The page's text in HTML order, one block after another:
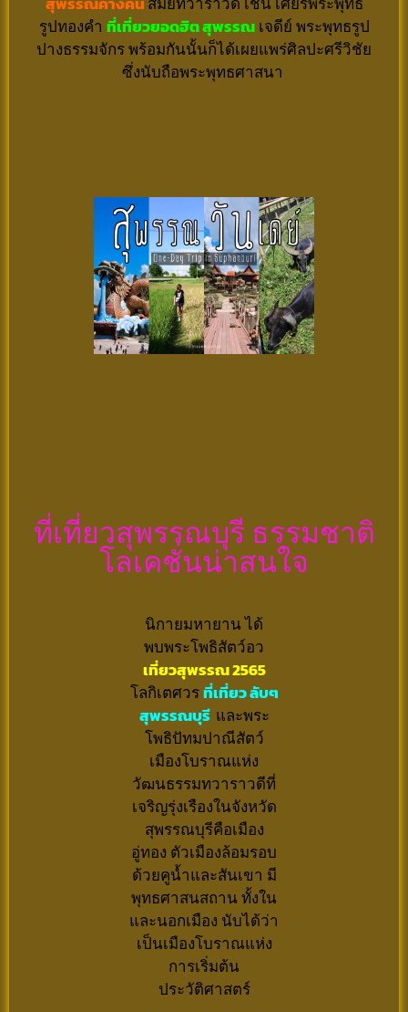
รูปทองคำ ที่เที่ยวยอดฮิต สุพรรณเจดีย์ พระพุทธรูป
ปางธรรมจักร พร้อมกันนั้นก็ได้เผยแพร่ศิลปะศรีวิชัย
ซึ่งนับถือพระพุทธศาสนา
ที่เที่ยวสุพรรณบุรี ธรรมชาติ
โลเคชั่นน่าสนใจ
นิกายมหายาน ได้
พบพระโพธิสัตว์อว
เที่ยวสุพรรณ 2565
โลกิเตศวรที่เที่ยว ลับๆ
สุพรรณบุรี และพระ
โพธิปัทมปาณีสัตว์
เมืองโบราณแห่ง
วัฒนธรรมทวาราวดีที่
เจริญรุ่งเรืองในจังหวัด
สุพรรณบุรีคือเมือง
อู่ทอง ตัวเมืองล้อมรอบ
ด้วยคูน้ำและสันเขา มี
พุทธศาสนสถาน ทั้งใน
และนอกเมือง นับได้ว่า
เป็นเมืองโบราณแห่ง
การเริ่มต้น
ประวัติศาสตร์